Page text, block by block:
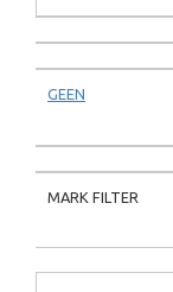
GEEN
MARK FILTER